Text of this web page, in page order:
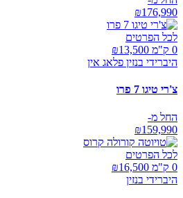
₪176,990
לכל הפרטים
0 ק"מ ₪
13,500
היברידי בנזין פלאג אין
צ'רי טיגו 7 פרו
החל מ-
₪159,990
לכל הפרטים
0 ק"מ ₪
16,500
היברידי בנזין